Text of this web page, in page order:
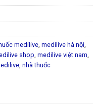
medilive, medilive hà nội,
shop, medilive việt nam,
, nhà thuốc